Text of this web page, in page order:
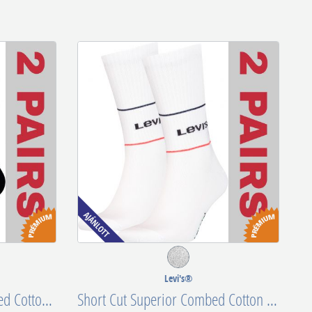
2PCS W Regular Cut Recycled Cotton 701226930001
Levi's®
Short Cut Superior Combed Cotton 701210567010